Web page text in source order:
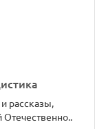
рассказы,